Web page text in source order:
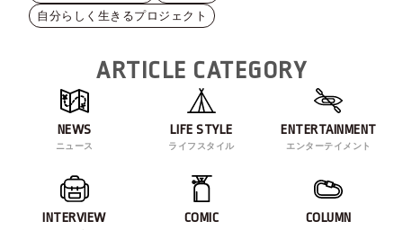
自分らしく生きるプロジェクト
ARTICLE CATEGORY
NEWS
ニュース
LIFE STYLE
ライフスタイル
ENTERTAINMENT
エンターテイメント
INTERVIEW COMIC COLUMN